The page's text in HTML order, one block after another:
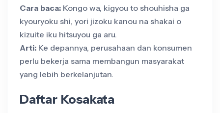
Cara baca: Kongo wa, kigyou to shouhisha ga
kyouryoku shi, yori jizoku kanou na shakai o
kizuite iku hitsuyou ga aru.
Arti: Ke depannya, perusahaan dan konsumen
perlu bekerja sama membangun masyarakat
yang lebih berkelanjutan.
Daftar Kosakata